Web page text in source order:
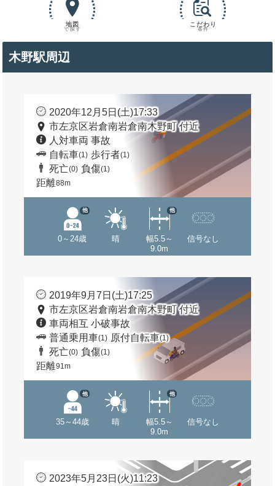
地図
で探す
こだわり
条件
木野駅周辺
2020年12月5日(土)17:33
市左京区岩倉南岩倉南木野町 付近
人対車両 事故
自転車(1) 歩行者(1)
死亡(0) 負傷(1)
距離88m
0～24歳
他
晴
幅5.5～
9.0m
他
信号なし
2019年9月7日(土)17:25
市左京区岩倉南岩倉南木野町 付近
車両相互 小破事故
普通乗用車(1) 原付自転車(1)
死亡(0) 負傷(1)
距離91m
35～44歳
他
晴
幅5.5～
9.0m
他
信号なし
2023年5月23日(火)11:23